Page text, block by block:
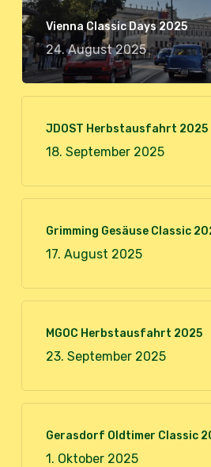
Vienna Classic Days 2025
24. August 2025
JDOST Herbstausfahrt 2025
18. September 2025
Grimming Gesäuse Classic
17. August 2025
MGOC Herbstausfahrt 2025
23. September 2025
Gerasdorf Oldtimer Classic
1. Oktober 2025